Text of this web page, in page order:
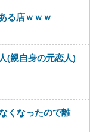
る店ｗｗｗ
(親自身の元恋人)
くなったので離